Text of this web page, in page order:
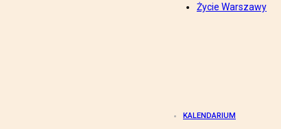
Życie Warszawy
KALENDARIUM